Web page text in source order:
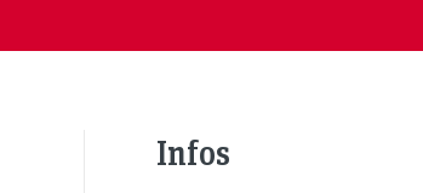
Infos